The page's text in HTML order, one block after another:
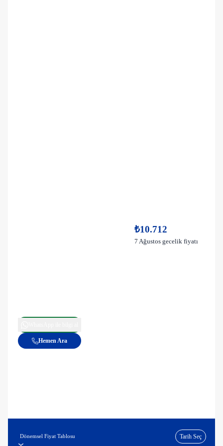
₺10.712
7 Ağustos gecelik fiyatı
Hemen Ara
Dönemsel Fiyat Tablosu Tarih Seç